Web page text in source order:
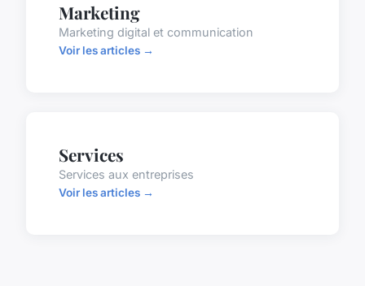
Marketing
Marketing digital et communication
Voir les articles →
Services
Services aux entreprises
Voir les articles →